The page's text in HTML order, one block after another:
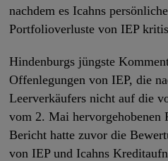
nachdem es Icahns
Portfolioverluste von IEP
Hindenburgs jüngste
Offenlegungen von IEP, die
Leerverkäufers nicht auf die
vom 2. Mai hervorgehobenen
Bericht hatte zuvor die
von IEP und Icahns